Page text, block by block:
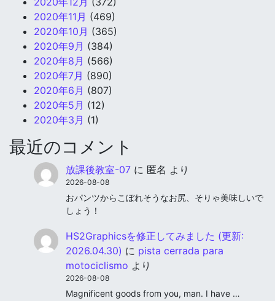
2020年11月 (469)
2020年10月 (365)
2020年9月 (384)
2020年8月 (566)
2020年7月 (890)
2020年6月 (807)
2020年5月 (12)
2020年3月 (1)
最近のコメント
放課後教室-07 に 匿名 より
2026-08-08
おパンツからこぼれそうなお尻、そりゃ美味しいで
しょう！
HS2Graphicsを修正してみました (更新:
2026.04.30) に pista cerrada para
motociclismo より
2026-08-08
Magnificent goods from you, man. I have …